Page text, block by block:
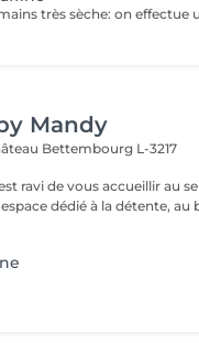
Mandy
Bettembourg L-3217
ravi de vous accueillir au
dédié à la détente, au